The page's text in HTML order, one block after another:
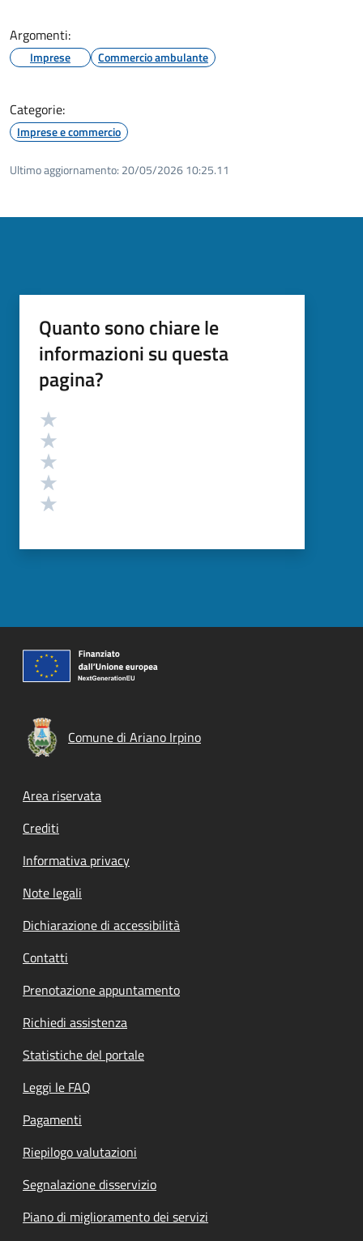
Argomenti:
Imprese Commercio ambulante
Categorie:
Imprese e commercio
Ultimo aggiornamento: 20/05/2026 10:25.11
Quanto sono chiare le
informazioni su questa
pagina?
Valutazione
Comune di Ariano Irpino
Footer menu
Area riservata
Crediti
Informativa privacy
Note legali
Dichiarazione di accessibilità
Contatti
Prenotazione appuntamento
Richiedi assistenza
Statistiche del portale
Leggi le FAQ
Pagamenti
Riepilogo valutazioni
Segnalazione disservizio
Piano di miglioramento dei servizi